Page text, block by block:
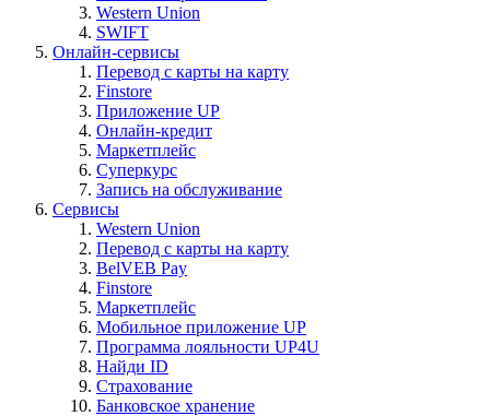
Western Union
SWIFT
Онлайн-сервисы
Перевод с карты на карту
Finstore
Приложение UP
Онлайн-кредит
Маркетплейс
Суперкурс
Запись на обслуживание
Сервисы
Western Union
Перевод с карты на карту
BelVEB Pay
Finstore
Маркетплейс
Мобильное приложение UP
Программа лояльности UP4U
Найди ID
Страхование
Банковское хранение